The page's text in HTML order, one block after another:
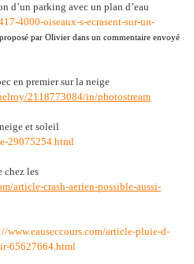
d’un parking avec un plan d’eau
4000-oiseaux-s-ecrasent-sur-un-
par Olivier dans un commentaire envoyé
en premier sur la neige
2118773084/in/photostream
et soleil
29075254.html
chez les
article-crash-aerien-possible-aussi-
www.eauseccours.com/article-pluie-d-
65627664.html